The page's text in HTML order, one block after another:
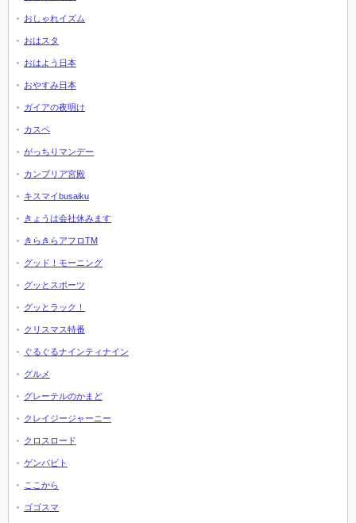
おしゃれイズム
おはスタ
おはよう日本
おやすみ日本
ガイアの夜明け
カスペ
がっちりマンデー
カンブリア宮殿
キスマイbusaiku
きょうは会社休みます
きらきらアフロTM
グッド！モーニング
グッとスポーツ
グッとラック！
クリスマス特番
ぐるぐるナインティナイン
グルメ
グレーテルのかまど
クレイジージャーニー
クロスロード
ゲンバビト
ここから
ゴゴスマ